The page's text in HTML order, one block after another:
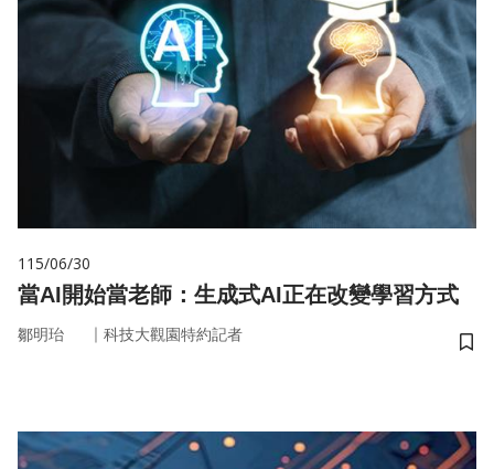
115/06/30
當AI開始當老師：生成式AI正在改變學習方式
鄒明珆 ｜ 科技大觀園特約記者
儲